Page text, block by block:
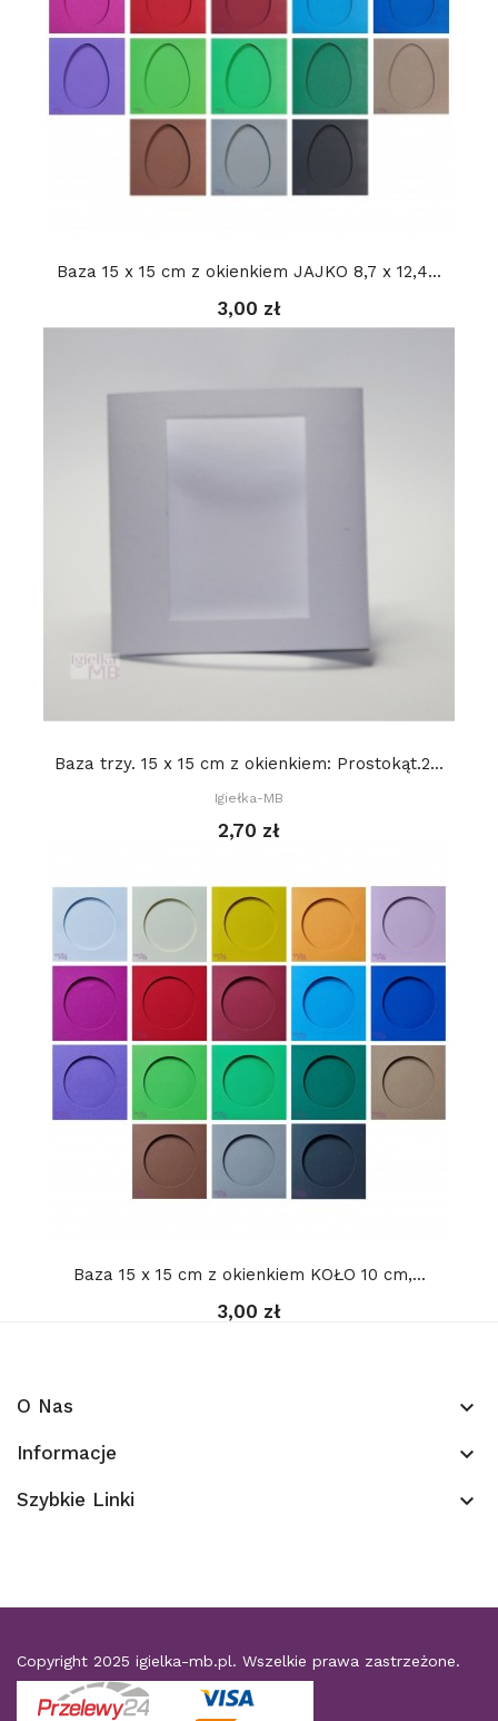
Baza 15 x 15 cm z okienkiem JAJKO 8,7 x 12,4...
3,00 zł
Baza trzy. 15 x 15 cm z okienkiem: Prostokąt.2...
Igiełka-MB
2,70 zł
Baza 15 x 15 cm z okienkiem KOŁO 10 cm,...
3,00 zł
O Nas keyboard_arrow_down
Informacje keyboard_arrow_down
Szybkie Linki keyboard_arrow_down
Copyright 2025 igielka-mb.pl. Wszelkie prawa zastrzeżone.